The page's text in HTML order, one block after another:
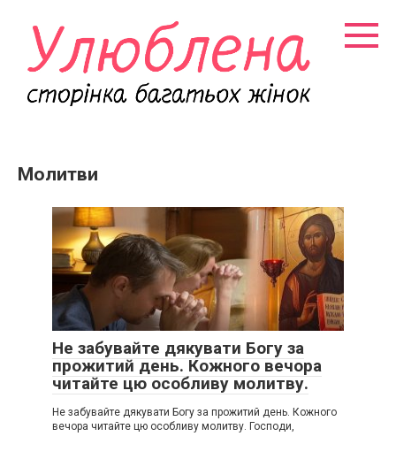
контенту
Молитви
Не забувайте дякувати Богу за
прожитий день. Кожного вечора
читайте цю особливу молитву.
Не забувайте дякувати Богу за прожитий день. Кожного
вечора читайте цю особливу молитву. Господи,